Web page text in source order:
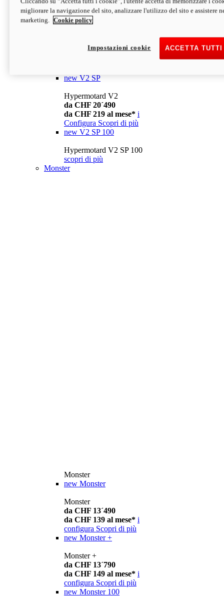
da CHF 13´990
Configura Scopri di più
newV2
da CHF 15´990
new V2 SP
Hypermotard V2
da CHF 20´490
da CHF 219 al mese* i
Configura Scopri di più
new V2 SP 100
Hypermotard V2 SP 100
scopri di più
Monster
Monster
new Monster
Monster
da CHF 13´490
da CHF 139 al mese* i
configura Scopri di più
new Monster +
Monster +
da CHF 13´790
da CHF 149 al mese* i
configura Scopri di più
new Monster 100
migliorare la navigazione del sito, analizzare l'utilizzo del sito e assistere
marketing.
Cookie policy
ACCETTA
Impostazioni cookie